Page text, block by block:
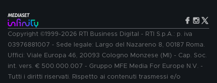
Copyright ©1999-2026 RTI Business Digital - RTI S.p.A.: p. iva
03976881007 - Sede legale: Largo del Nazareno 8, 00187 Roma.
Uffici: Viale Europa 46, 20093 Cologno Monzese (MI) - Cap. Soc.
int. vers. € 500.000.007 - Gruppo MFE Media For Europe N.V. -
Tutti i diritti riservati. Rispetto ai contenuti trasmessi e/o